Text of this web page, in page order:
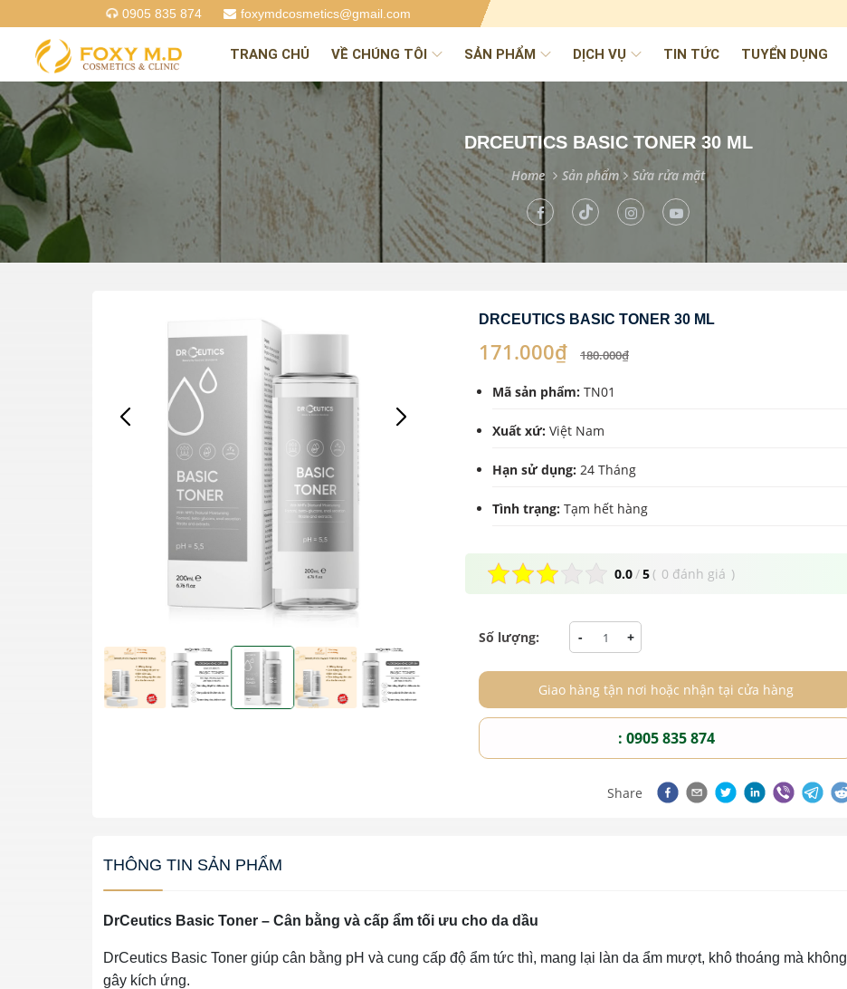
0905 835 874 foxymdcosmetics@gmail.com
TRANG CHỦ VỀ CHÚNG TÔI SẢN PHẨM DỊCH VỤ TIN TỨC TUYỂN DỤNG
DRCEUTICS BASIC TONER 30 ML
Home Sản phẩm Sửa rửa mặt
DRCEUTICS BASIC TONER 30 ML
171.000₫ 180.000₫
Mã sản phẩm: TN01
Xuất xứ: Việt Nam
Hạn sử dụng: 24 Tháng
Tình trạng: Tạm hết hàng
0.0/5( 0 đánh giá )
Số lượng: - +
Giao hàng tận nơi hoặc nhận tại cửa hàng
: 0905 835 874
Share
THÔNG TIN SẢN PHẨM
DrCeutics Basic Toner – Cân bằng và cấp ẩm tối ưu cho da dầu
DrCeutics Basic Toner giúp cân bằng pH và cung cấp độ ẩm tức thì, mang lại làn da ẩm mượt, khô thoáng mà không
gây kích ứng.